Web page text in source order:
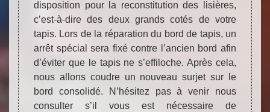
disposition pour la reconstitution des lisières,
c’est-à-dire des deux grands cotés de votre
tapis. Lors de la réparation du bord de tapis, un
arrêt spécial sera fixé contre l’ancien bord afin
d’éviter que le tapis ne s’effiloche. Après cela,
nous allons coudre un nouveau surjet sur le
bord consolidé. N’hésitez pas à venir nous
consulter s’il vous est nécessaire de